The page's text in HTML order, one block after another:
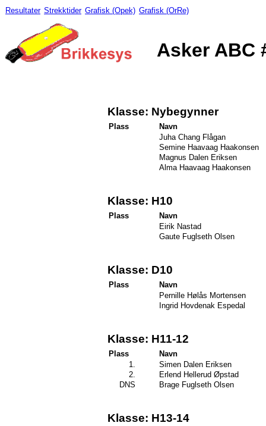
Resultater Strekktider Grafisk (Opek) Grafisk (OrRe)
Asker ABC
Klasse: Nybegynner
Plass
Navn
Juha Chang Flågan
Semine Haavaag Haakonsen
Magnus Dalen Eriksen
Alma Haavaag Haakonsen
Klasse: H10
Plass
Navn
Eirik Nastad
Gaute Fuglseth Olsen
Klasse: D10
Plass
Navn
Pernille Hølås Mortensen
Ingrid Hovdenak Espedal
Klasse: H11-12
Plass
Navn
1.
Simen Dalen Eriksen
2.
Erlend Hellerud Øpstad
DNS
Brage Fuglseth Olsen
Klasse: H13-14